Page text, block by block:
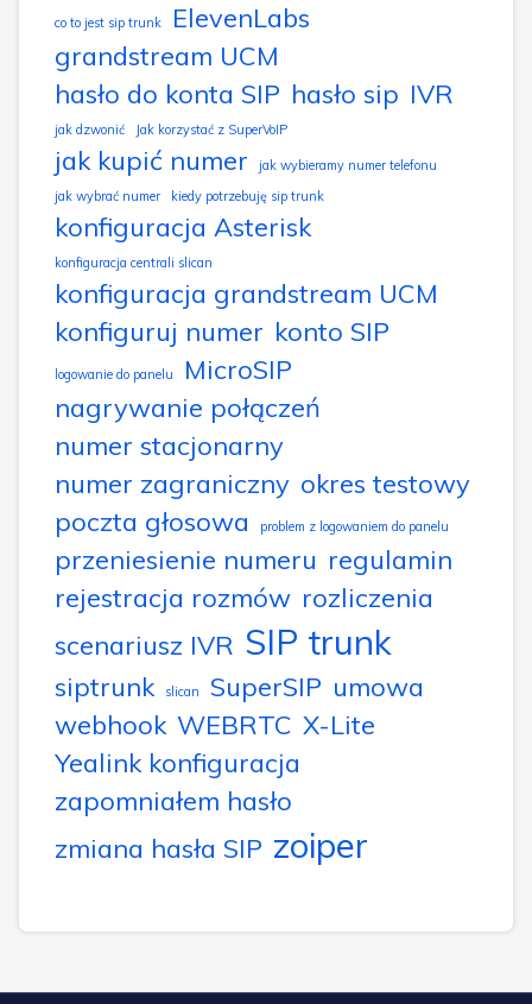
co to jest sip trunk
ElevenLabs
grandstream UCM
hasło do konta SIP hasło sip IVR
jak dzwonić Jak korzystać z SuperVoIP
jak kupić numer
jak wybieramy numer telefonu
jak wybrać numer
kiedy potrzebuję sip trunk
konfiguracja Asterisk
konfiguracja centrali slican
konfiguracja grandstream UCM
konfiguruj numer konto SIP
logowanie do panelu
MicroSIP
nagrywanie połączeń
numer stacjonarny
numer zagraniczny okres testowy
poczta głosowa
problem z logowaniem do panelu
przeniesienie numeru regulamin
rejestracja rozmów rozliczenia
scenariusz IVR SIP trunk
siptrunk slican SuperSIP umowa
webhook WEBRTC X-Lite
Yealink konfiguracja
zapomniałem hasło
zmiana hasła SIP zoiper